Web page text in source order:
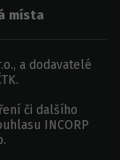
místa
a dodavatelé
či dalšího
INCORP